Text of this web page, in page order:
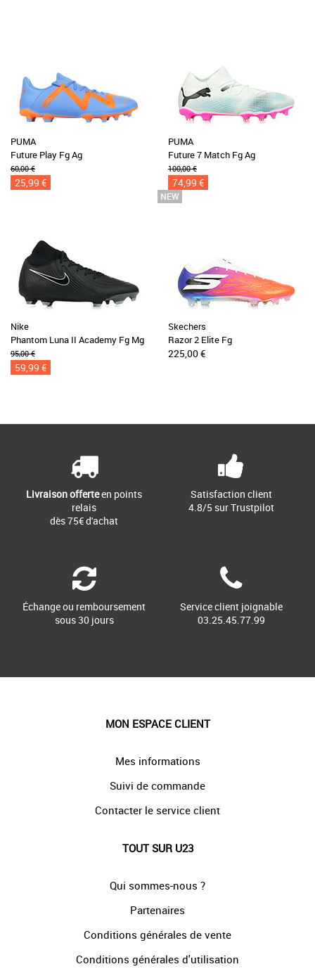
PUMA
Future Play Fg Ag
60,00 €
25,99 €
PUMA
Future 7 Match Fg Ag
100,00 €
74,99 €
Nike
Phantom Luna II Academy Fg Mg
95,00 €
59,99 €
Skechers
Razor 2 Elite Fg
225,00 €
Livraison offerteen points
relais
dès 75€ d'achat
Satisfaction client
4.8/5 sur Trustpilot
Échange ou remboursement
sous 30 jours
Service client joignable
03.25.45.77.99
MON ESPACE CLIENT
Mes informations
Suivi de commande
Contacter le service client
TOUT SUR U23
Qui sommes-nous ?
Partenaires
Conditions générales de vente
Conditions générales d'utilisation